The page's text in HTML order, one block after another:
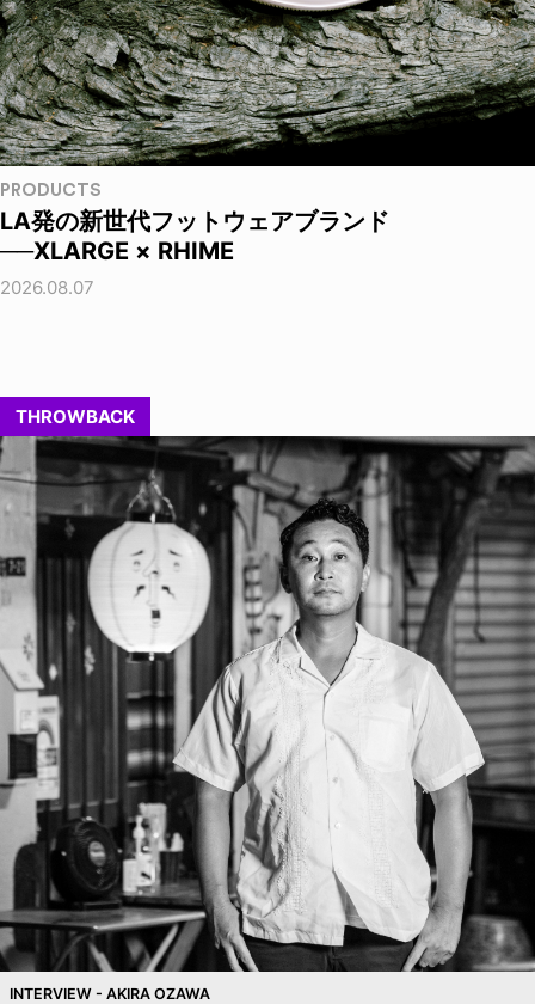
PRODUCTS
LA発の新世代フットウェアブランド
──XLARGE × RHIME
2026.08.07
THROWBACK
INTERVIEW - AKIRA OZAWA